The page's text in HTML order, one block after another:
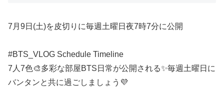
7月9日(土)を皮切りに毎週土曜日夜7時7分に公開
#BTS_VLOG Schedule Timeline
7人7色🎨多彩な部屋BTS日常が公開される✨毎週土曜日に
バンタンと共に過ごしましょう💜